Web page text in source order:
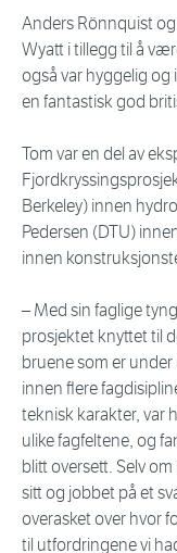
Anders Rönnquist
Wyatt i tillegg til å
også var hyggelig
en fantastisk god
Tom var en del av
Berkeley) innen
Pedersen (DTU)
innen
– Med sin faglige
prosjektet knyttet til
bruene som er
innen flere
teknisk karakter, var
ulike fagfeltene, og
blitt oversett. Selv
sitt og jobbet på et
overasket over hvor
til utfordringene vi